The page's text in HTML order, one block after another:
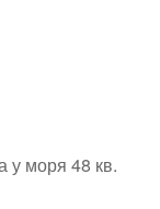
у моря 48 кв.